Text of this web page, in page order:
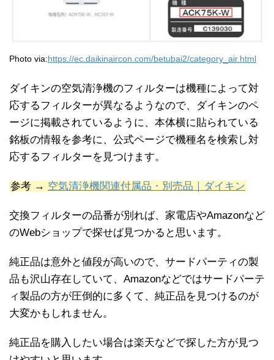
Photo via: https://ec.daikinaircon.com/betubai2/category_air.html
ダイキンの空気清浄機のフィルターは機種によって対
応するフィルターが異なるようなので、ダイキンのペ
ージに掲載されているように、本体横に貼られている
銘板の情報を参考に、公式ページで機種名を検索し対
応するフィルターを見つけます。
参考 → 空気清浄機関連付属品・別売品｜ダイキン
交換フィルターの品番が別れば、家電店やAmazonなど
のWebショップで探せば見つかると思います。
純正品は意外と値段が高いので、サードパーティの製
品も沢山存在していて、Amazonなどではサードパーテ
ィ製品の方が圧倒的に多くて、純正品を見つけるのが
大変かもしれません。
純正品を購入したい場合は楽天などで探した方が見つ